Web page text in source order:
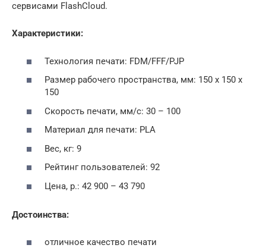
сервисами FlashCloud.
Характеристики:
Технология печати: FDM/FFF/PJP
Размер рабочего пространства, мм: 150 х 150 х
150
Скорость печати, мм/с: 30 – 100
Материал для печати: PLA
Вес, кг: 9
Рейтинг пользователей: 92
Цена, р.: 42 900 – 43 790
Достоинства:
отличное качество печати